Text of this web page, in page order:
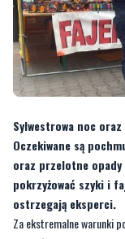
Sylwestrowa noc
Oczekiwane są
oraz przelotne opady
pokrzyżować szyki i
ostrzegają eksperci.
Za ekstremalne warunki